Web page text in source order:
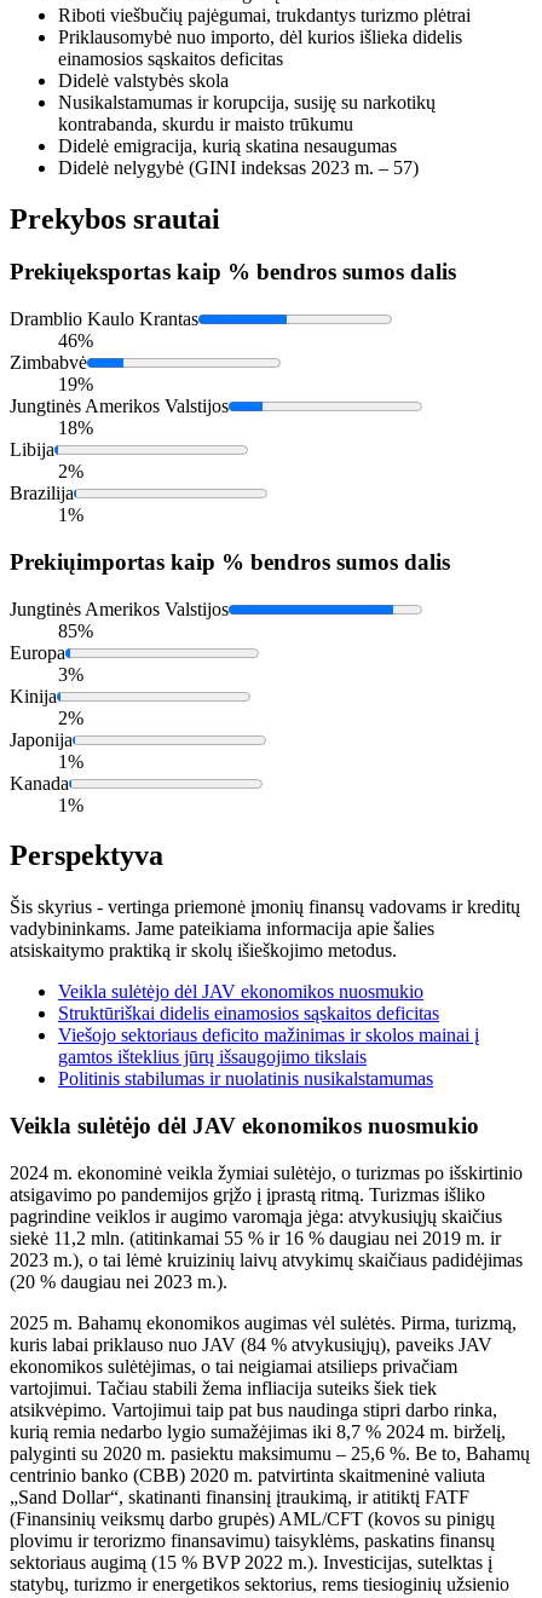
Riboti viešbučių pajėgumai, trukdantys turizmo plėtrai
Priklausomybė nuo importo, dėl kurios išlieka didelis
einamosios sąskaitos deficitas
Didelė valstybės skola
Nusikalstamumas ir korupcija, susiję su narkotikų
kontrabanda, skurdu ir maisto trūkumu
Didelė emigracija, kurią skatina nesaugumas
Didelė nelygybė (GINI indeksas 2023 m. – 57)
Prekybos srautai
Prekiųeksportas kaip % bendros sumos dalis
Dramblio Kaulo Krantas
46%
Zimbabvė
19%
Jungtinės Amerikos Valstijos
18%
Libija
2%
Brazilija
1%
Prekiųimportas kaip % bendros sumos dalis
Jungtinės Amerikos Valstijos
85%
Europa
3%
Kinija
2%
Japonija
1%
Kanada
1%
Perspektyva
Šis skyrius - vertinga priemonė įmonių finansų vadovams ir kreditų
vadybininkams. Jame pateikiama informacija apie šalies
atsiskaitymo praktiką ir skolų išieškojimo metodus.
Veikla sulėtėjo dėl JAV ekonomikos nuosmukio
Struktūriškai didelis einamosios sąskaitos deficitas
Viešojo sektoriaus deficito mažinimas ir skolos mainai į
gamtos išteklius jūrų išsaugojimo tikslais
Politinis stabilumas ir nuolatinis nusikalstamumas
Veikla sulėtėjo dėl JAV ekonomikos nuosmukio
2024 m. ekonominė veikla žymiai sulėtėjo, o turizmas po išskirtinio
atsigavimo po pandemijos grįžo į įprastą ritmą. Turizmas išliko
pagrindine veiklos ir augimo varomąja jėga: atvykusiųjų skaičius
siekė 11,2 mln. (atitinkamai 55 % ir 16 % daugiau nei 2019 m. ir
2023 m.), o tai lėmė kruizinių laivų atvykimų skaičiaus padidėjimas
(20 % daugiau nei 2023 m.).
2025 m. Bahamų ekonomikos augimas vėl sulėtės. Pirma, turizmą,
kuris labai priklauso nuo JAV (84 % atvykusiųjų), paveiks JAV
ekonomikos sulėtėjimas, o tai neigiamai atsilieps privačiam
vartojimui. Tačiau stabili žema infliacija suteiks šiek tiek
atsikvėpimo. Vartojimui taip pat bus naudinga stipri darbo rinka,
kurią remia nedarbo lygio sumažėjimas iki 8,7 % 2024 m. birželį,
palyginti su 2020 m. pasiektu maksimumu – 25,6 %. Be to, Bahamų
centrinio banko (CBB) 2020 m. patvirtinta skaitmeninė valiuta
„Sand Dollar“, skatinanti finansinį įtraukimą, ir atitiktį FATF
(Finansinių veiksmų darbo grupės) AML/CFT (kovos su pinigų
plovimu ir terorizmo finansavimu) taisyklėms, paskatins finansų
sektoriaus augimą (15 % BVP 2022 m.). Investicijas, sutelktas į
statybų, turizmo ir energetikos sektorius, rems tiesioginių užsienio